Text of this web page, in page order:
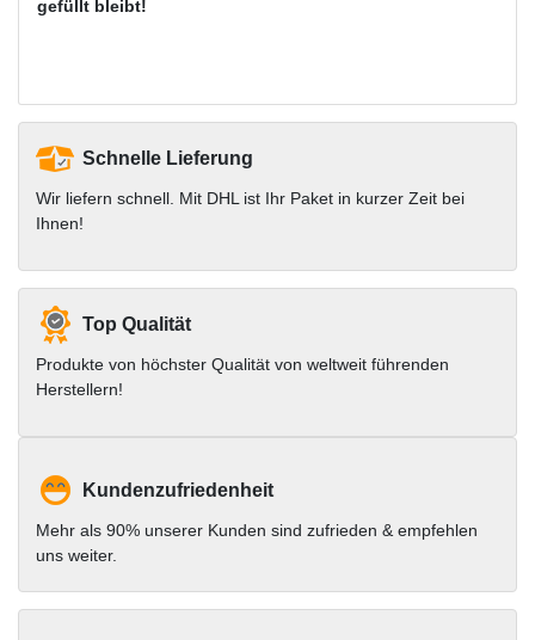
gefüllt bleibt!
Schnelle Lieferung
Wir liefern schnell. Mit DHL ist Ihr Paket in kurzer Zeit bei
Ihnen!
Top Qualität
Produkte von höchster Qualität von weltweit führenden
Herstellern!
Kundenzufriedenheit
Mehr als 90% unserer Kunden sind zufrieden & empfehlen
uns weiter.